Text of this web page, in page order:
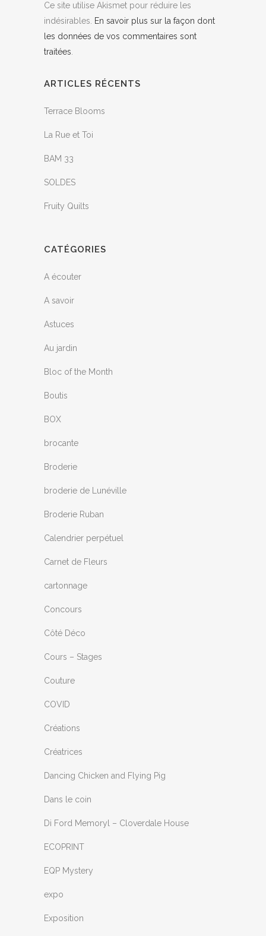
Ce site utilise Akismet pour réduire les
indésirables.
En savoir plus sur la façon dont
les données de vos commentaires sont
traitées
ARTICLES RÉCENTS
Terrace Blooms
La Rue et Toi
BAM 33
SOLDES
Fruity Quilts
CATÉGORIES
A écouter
A savoir
Astuces
Au jardin
Bloc of the Month
Boutis
BOX
brocante
Broderie
broderie de Lunéville
Broderie Ruban
Calendrier perpétuel
Carnet de Fleurs
cartonnage
Concours
Côté Déco
Cours – Stages
Couture
COVID
Créations
Créatrices
Dancing Chicken and Flying Pig
Dans le coin
Di Ford Memoryl – Cloverdale House
ECOPRINT
EQP Mystery
expo
Exposition